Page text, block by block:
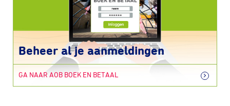
Beheer al je aanmeldingen
GA NAAR AOB BOEK EN BETAAL